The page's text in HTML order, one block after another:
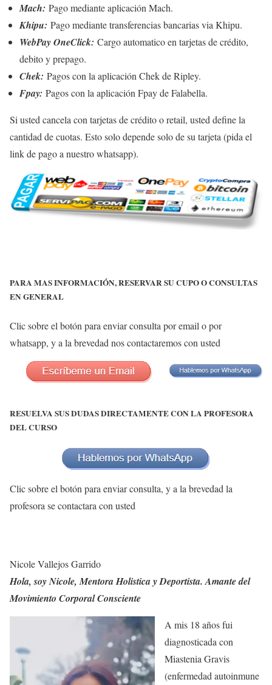
Mach: Pago mediante aplicación Mach.
Khipu: Pago mediante transferencias bancarias via Khipu.
WebPay OneClick: Cargo automatico en tarjetas de crédito,
debito y prepago.
Chek: Pagos con la aplicación Chek de Ripley.
Fpay: Pagos con la aplicación Fpay de Falabella.
Si usted cancela con tarjetas de crédito o retail, usted define la
cantidad de cuotas. Esto solo depende solo de su tarjeta (pida el
link de pago a nuestro whatsapp).
PARA MAS INFORMACIÓN, RESERVAR SU CUPO O CONSULTAS
EN GENERAL
Clic sobre el botón para enviar consulta por email o por
whatsapp, y a la brevedad nos contactaremos con usted
RESUELVA SUS DUDAS DIRECTAMENTE CON LA PROFESORA
DEL CURSO
Clic sobre el botón para enviar consulta, y a la brevedad la
profesora se contactara con usted
Nicole Vallejos Garrido
Hola, soy Nicole,MentoraHolisticayDeportista.Amantedel
Movimiento Corporal Consciente
A mis 18 años fui
diagnosticada con
Miastenia Gravis
(enfermedad autoinmune